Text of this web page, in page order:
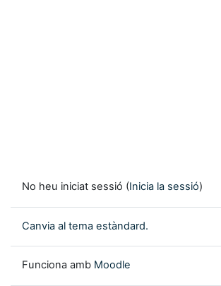
No heu iniciat sessió (Inicia la sessió)
Canvia al tema estàndard.
Funciona amb Moodle